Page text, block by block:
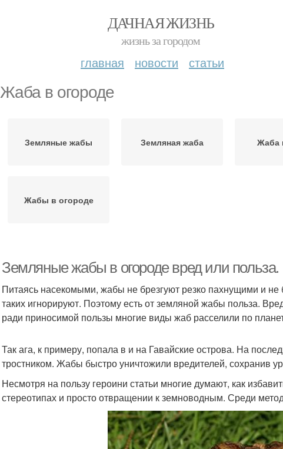
ДАЧНАЯ ЖИЗНЬ
жизнь за городом
главная новости статьи
Жаба в огороде
Земляные жабы Земляная жаба Жаба
Жабы в огороде
Земляные жабы в огороде вред или
Питаясь насекомыми, жабы не брезгуют резко пахнущими и
таких игнорируют. Поэтому есть от земляной жабы польза.
ради приносимой пользы многие виды жаб расселили по
Так ага, к примеру, попала в и на Гавайские острова. На
тростником. Жабы быстро уничтожили вредителей, сохранив
Несмотря на пользу героини статьи многие думают, как
стереотипах и просто отвращении к земноводным. Среди